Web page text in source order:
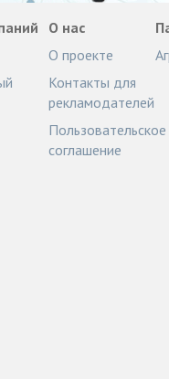
О нас
О проекте
Контакты для
рекламодателей
Пользовательское
соглашение